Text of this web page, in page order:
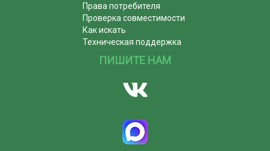
Права потребителя
Проверка совместимости
Как искать
Техническая поддержка
ПИШИТЕ НАМ